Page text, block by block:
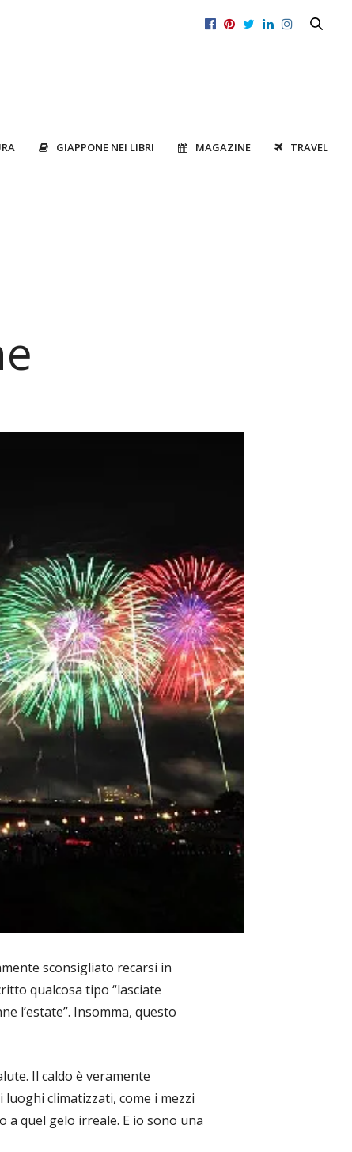
GIAPPONE NEI LIBRI MAGAZINE TRAVEL
sconsigliato recarsi in
qualcosa tipo “lasciate
l’estate”. Insomma, questo
Il caldo è veramente
climatizzati, come i mezzi
quel gelo irreale. E io sono una